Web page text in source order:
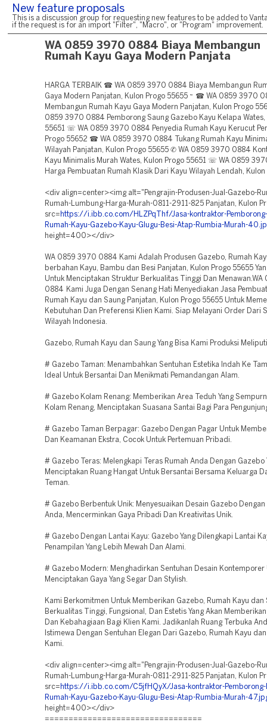
New feature proposals
This is a discussion group for requesting new features to be added to
if the request is for an import "Filter", "Macro", or "Program" improvement.
WA 0859 3970 0884 Biaya Membangun
Rumah Kayu Gaya Modern Panjata
HARGA TERBAIK ☎ WA 0859 3970 0884 Biaya Membangun
Gaya Modern Panjatan, Kulon Progo 55655 ~ ☎ WA 0859 3970
Membangun Rumah Kayu Gaya Modern Panjatan, Kulon Progo
0859 3970 0884 Pemborong Saung Gazebo Kayu Kelapa Wates,
55651 ☏ WA 0859 3970 0884 Penyedia Rumah Kayu Kerucut
Progo 55652 ☎ WA 0859 3970 0884 Tukang Rumah Kayu
Wilayah Panjatan, Kulon Progo 55655 ✆ WA 0859 3970 0884
Kayu Minimalis Murah Wates, Kulon Progo 55651 ☏ WA 0859
Harga Pembuatan Rumah Klasik Dari Kayu Wilayah Lendah, Kulon
<div align=center><img alt="Pengrajin-Produsen-Jual-Gazebo-
Rumah-Lumbung-Harga-Murah-0811-2911-825 Panjatan, Kulon
src= https://i.ibb.co.com/HLZPqThf/Jasa-kontraktor-
Rumah-Kayu-Gazebo-Kayu-Glugu-Besi-Atap-Rumbia-Murah-
height=400></div>
WA 0859 3970 0884 Kami Adalah Produsen Gazebo, Rumah
berbahan Kayu, Bambu dan Besi Panjatan, Kulon Progo 55655
Untuk Menciptakan Struktur Berkualitas Tinggi Dan
0884 Kami Juga Dengan Senang Hati Menyediakan Jasa
Rumah Kayu dan Saung Panjatan, Kulon Progo 55655 Untuk
Kebutuhan Dan Preferensi Klien Kami. Siap Melayani Order Dari
Wilayah Indonesia.
Gazebo, Rumah Kayu dan Saung Yang Bisa Kami Produksi
# Gazebo Taman: Menambahkan Sentuhan Estetika Indah Ke
Ideal Untuk Bersantai Dan Menikmati Pemandangan Alam.
# Gazebo Kolam Renang: Memberikan Area Teduh Yang
Kolam Renang, Menciptakan Suasana Santai Bagi Para
# Gazebo Taman Berpagar: Gazebo Dengan Pagar Untuk
Dan Keamanan Ekstra, Cocok Untuk Pertemuan Pribadi.
# Gazebo Teras: Melengkapi Teras Rumah Anda Dengan Gazebo
Menciptakan Ruang Hangat Untuk Bersantai Bersama Keluarga
Teman.
# Gazebo Berbentuk Unik: Menyesuaikan Desain Gazebo Dengan
Anda, Mencerminkan Gaya Pribadi Dan Kreativitas Unik.
# Gazebo Dengan Lantai Kayu: Gazebo Yang Dilengkapi Lantai
Penampilan Yang Lebih Mewah Dan Alami.
# Gazebo Modern: Menghadirkan Sentuhan Desain Kontemporer
Menciptakan Gaya Yang Segar Dan Stylish.
Kami Berkomitmen Untuk Memberikan Gazebo, Rumah Kayu dan
Berkualitas Tinggi, Fungsional, Dan Estetis Yang Akan
Dan Kebahagiaan Bagi Klien Kami. Jadikanlah Ruang Terbuka
Istimewa Dengan Sentuhan Elegan Dari Gazebo, Rumah Kayu
Kami.
<div align=center><img alt="Pengrajin-Produsen-Jual-Gazebo-
Rumah-Lumbung-Harga-Murah-0811-2911-825 Panjatan, Kulon
src= https://i.ibb.co.com/C5jfHQyX/Jasa-kontraktor-Pemborong-
Rumah-Kayu-Gazebo-Kayu-Glugu-Besi-Atap-Rumbia-Murah-
height=400></div>
=================================